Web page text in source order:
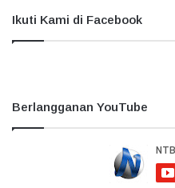
Ikuti Kami di Facebook
Berlangganan YouTube